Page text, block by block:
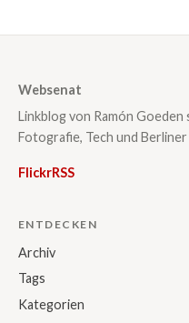
Websenat
Linkblog von Ramón
Fotografie, Tech und
FlickrRSS
ENTDECKEN
Archiv
Tags
Kategorien